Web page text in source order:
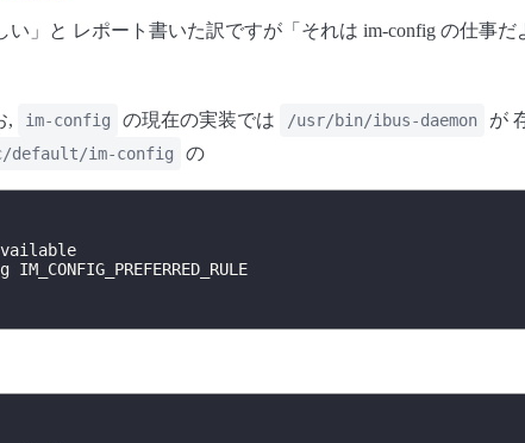
」と レポート書いた訳ですが「それは im-config の仕事
, im-config の現在の実装では /usr/bin/ibus-daemon
が
default/im-config の